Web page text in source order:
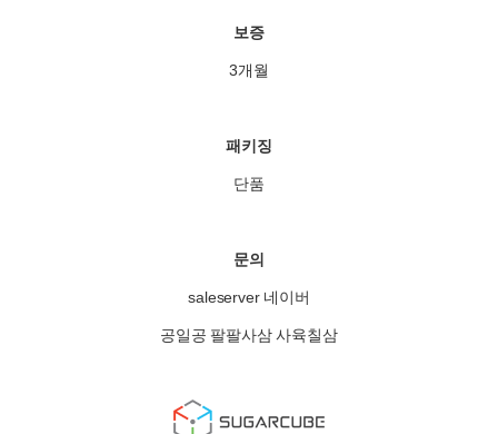
보증
3개월
패키징
단품
문의
saleserver 네이버
공일공 팔팔사삼 사육칠삼